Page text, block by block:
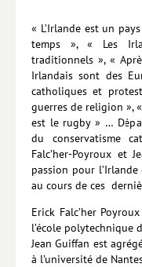
« L’Irlande est un
temps », « Les
traditionnels », «
Irlandais sont des
catholiques et
guerres de religion »,
est le rugby » …
du conservatisme
Falc’her-Poyroux et
passion pour
au cours de ces
Erick Falc’her
l’école polytechnique
Jean Guiffan est
à l’université de